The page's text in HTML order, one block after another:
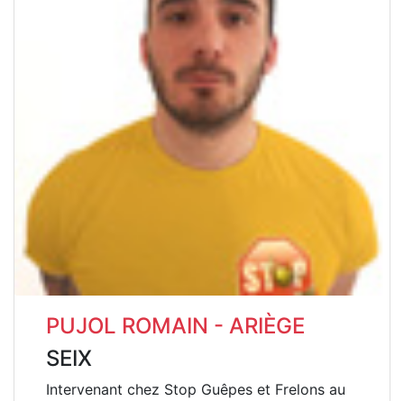
PUJOL ROMAIN - ARIÈGE
SEIX
Intervenant chez Stop Guêpes et Frelons au